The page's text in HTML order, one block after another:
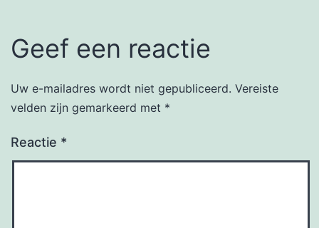
Geef een reactie
Uw e-mailadres wordt niet gepubliceerd. Vereiste
velden zijn gemarkeerd met *
Reactie *